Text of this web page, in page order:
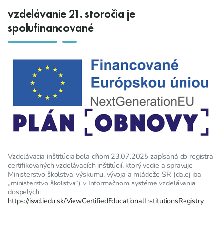
vzdelávanie 21. storočia je
spolufinancované
Vzdelávacia inštitúcia bola dňom 23.07.2025 zapísaná do registra
certifikovaných vzdelávacích inštitúcií, ktorý vedie a spravuje
Ministerstvo školstva, výskumu, vývoja a mládeže SR (ďalej iba
„ministerstvo školstva“) v Informačnom systéme vzdelávania
dospelých:
https://isvd.iedu.sk/ViewCertifiedEducationalInstitutionsRegistry